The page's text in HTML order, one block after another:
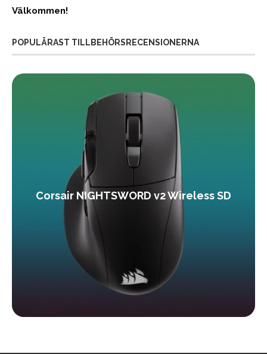
Välkommen!
POPULÄRAST TILLBEHÖRSRECENSIONERNA
Corsair NIGHTSWORD v2 Wireless SD